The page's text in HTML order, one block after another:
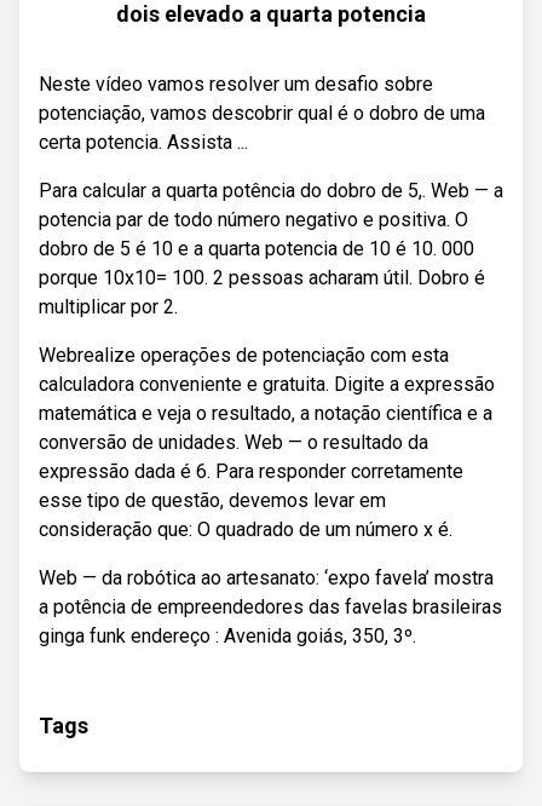
dois elevado a quarta potencia
Neste vídeo vamos resolver um desafio sobre
potenciação, vamos descobrir qual é o dobro de uma
certa potencia. Assista ...
Para calcular a quarta potência do dobro de 5,. Web — a
potencia par de todo número negativo e positiva. O
dobro de 5 é 10 e a quarta potencia de 10 é 10. 000
porque 10x10= 100. 2 pessoas acharam útil. Dobro é
multiplicar por 2.
Webrealize operações de potenciação com esta
calculadora conveniente e gratuita. Digite a expressão
matemática e veja o resultado, a notação científica e a
conversão de unidades. Web — o resultado da
expressão dada é 6. Para responder corretamente
esse tipo de questão, devemos levar em
consideração que: O quadrado de um número x é.
Web — da robótica ao artesanato: ‘expo favela’ mostra
a potência de empreendedores das favelas brasileiras
ginga funk endereço : Avenida goiás, 350, 3º.
Tags